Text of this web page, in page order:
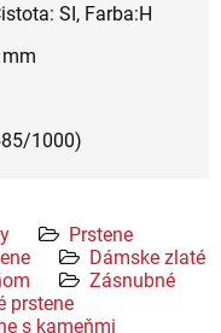
SI, Farba:H
1000)
Prstene
Dámske zlaté
Zásnubné
prstene
s kameňmi